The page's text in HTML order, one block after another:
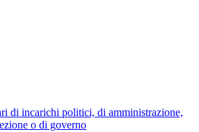
di incarichi politici, di amministrazione,
o di governo